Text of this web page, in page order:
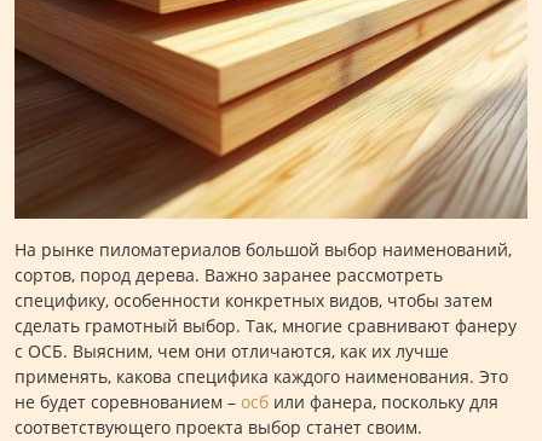
На рынке пиломатериалов большой выбор наименований,
сортов, пород дерева. Важно заранее рассмотреть
специфику, особенности конкретных видов, чтобы затем
сделать грамотный выбор. Так, многие сравнивают фанеру
с ОСБ. Выясним, чем они отличаются, как их лучше
применять, какова специфика каждого наименования. Это
не будет соревнованием – осб или фанера, поскольку для
соответствующего проекта выбор станет своим.